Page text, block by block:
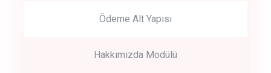
Ödeme Alt Yapısı
Hakkımızda Modülü